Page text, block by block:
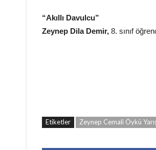
“Akıllı Davulcu”
Zeynep Dila Demir, 8. sınıf
Etiketler Zeynep Cemali Öykü